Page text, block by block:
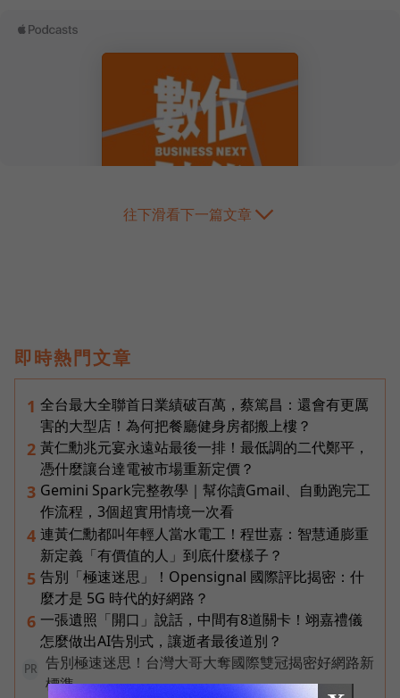
往下滑看下一篇文章
即時熱門文章
1 全台最大全聯首日業績破百萬，蔡篤昌：還會有更厲
害的大型店！為何把餐廳健身房都搬上樓？
2 黃仁勳兆元宴永遠站最後一排！最低調的二代鄭平，
憑什麼讓台達電被市場重新定價？
3 Gemini Spark完整教學｜幫你讀Gmail、自動跑完工
作流程，3個超實用情境一次看
4 連黃仁勳都叫年輕人當水電工！程世嘉：智慧通膨重
新定義「有價值的人」到底什麼樣子？
5 告別「極速迷思」！Opensignal 國際評比揭密：什
麼才是 5G 時代的好網路？
6 一張遺照「開口」說話，中間有8道關卡！翊嘉禮儀
怎麼做出AI告別式，讓逝者最後道別？
PR
告別極速迷思！台灣大哥大奪國際雙冠揭密好網路新
標準